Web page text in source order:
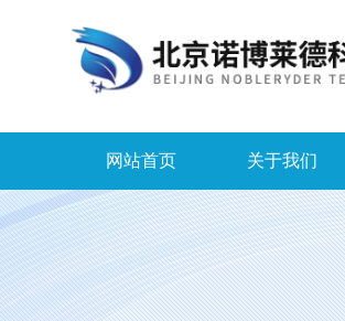
网站首页 关于我们